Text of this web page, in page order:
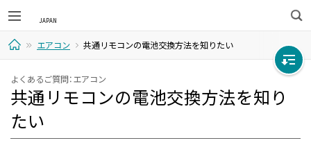
検
索
ー
ム
エアコン 共通リモコンの電池交換方法を知りたい
よくあるご質問：エアコン
共通リモコンの電池交換方法を知り
たい